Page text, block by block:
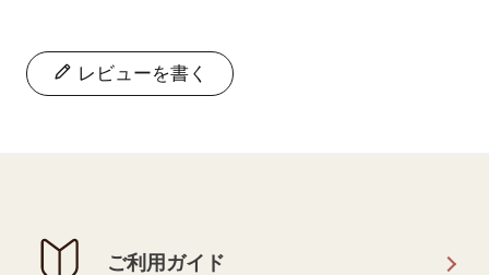
レビューを書く
ご利用ガイド